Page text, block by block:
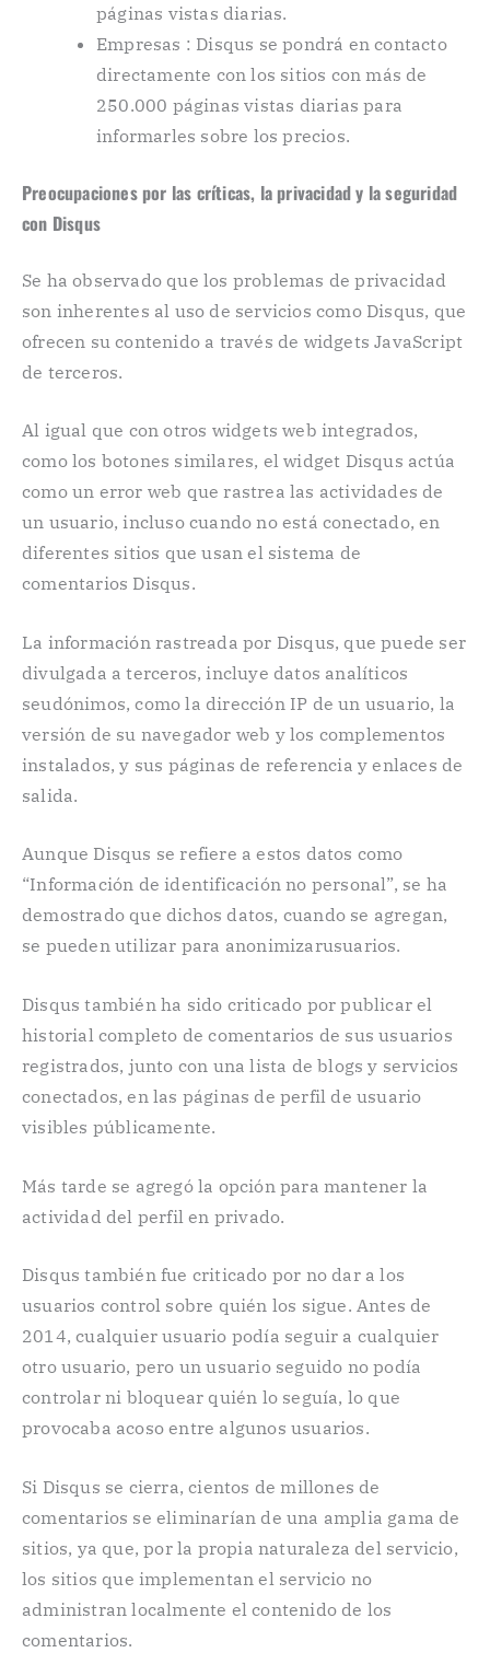
páginas vistas diarias.
Empresas : Disqus se pondrá en contacto
directamente con los sitios con más de
250.000 páginas vistas diarias para
informarles sobre los precios.
Preocupaciones por las críticas, la privacidad y la seguridad
con Disqus
Se ha observado que los problemas de privacidad
son inherentes al uso de servicios como Disqus, que
ofrecen su contenido a través de widgets JavaScript
de terceros.
Al igual que con otros widgets web integrados,
como los botones similares, el widget Disqus actúa
como un error web que rastrea las actividades de
un usuario, incluso cuando no está conectado, en
diferentes sitios que usan el sistema de
comentarios Disqus.
La información rastreada por Disqus, que puede ser
divulgada a terceros, incluye datos analíticos
seudónimos, como la dirección IP de un usuario, la
versión de su navegador web y los complementos
instalados, y sus páginas de referencia y enlaces de
salida.
Aunque Disqus se refiere a estos datos como
“Información de identificación no personal”, se ha
demostrado que dichos datos, cuando se agregan,
se pueden utilizar para anonimizarusuarios.
Disqus también ha sido criticado por publicar el
historial completo de comentarios de sus usuarios
registrados, junto con una lista de blogs y servicios
conectados, en las páginas de perfil de usuario
visibles públicamente.
Más tarde se agregó la opción para mantener la
actividad del perfil en privado.
Disqus también fue criticado por no dar a los
usuarios control sobre quién los sigue. Antes de
2014, cualquier usuario podía seguir a cualquier
otro usuario, pero un usuario seguido no podía
controlar ni bloquear quién lo seguía, lo que
provocaba acoso entre algunos usuarios.
Si Disqus se cierra, cientos de millones de
comentarios se eliminarían de una amplia gama de
sitios, ya que, por la propia naturaleza del servicio,
los sitios que implementan el servicio no
administran localmente el contenido de los
comentarios.